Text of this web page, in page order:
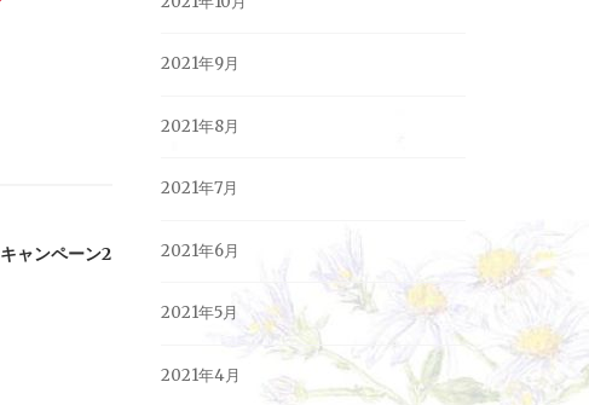
キャンペーン2
2021年9月
2021年8月
2021年7月
2021年6月
2021年5月
2021年4月